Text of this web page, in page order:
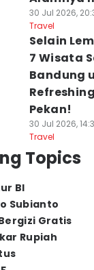
30 Jul 2026,
Travel
Selain
7 Wisata
Bandung
Pekan!
30 Jul 2026,
Travel
Topics
BI
Subianto
Gratis
Rupiah